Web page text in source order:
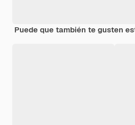
Puede que también te gusten